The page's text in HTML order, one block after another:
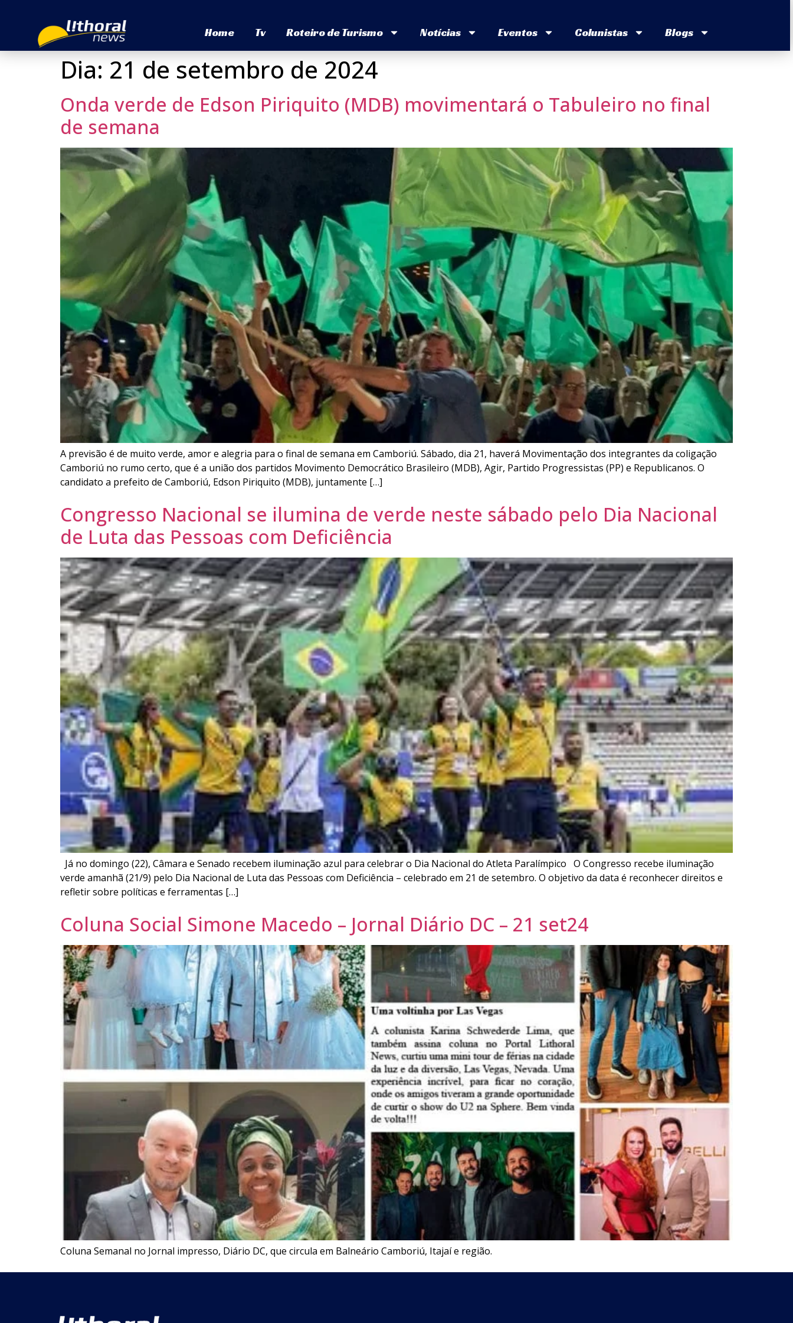
Home Tv Roteiro de Turismo Notícias Eventos Colunistas Blogs
Dia: 21 de setembro de 2024
Onda verde de Edson Piriquito (MDB) movimentará o Tabuleiro no final
de semana
A previsão é de muito verde, amor e alegria para o final de semana em Camboriú. Sábado, dia 21, haverá Movimentação dos integrantes da coligação
Camboriú no rumo certo, que é a união dos partidos Movimento Democrático Brasileiro (MDB), Agir, Partido Progressistas (PP) e Republicanos. O
candidato a prefeito de Camboriú, Edson Piriquito (MDB), juntamente […]
Congresso Nacional se ilumina de verde neste sábado pelo Dia Nacional
de Luta das Pessoas com Deficiência
Já no domingo (22), Câmara e Senado recebem iluminação azul para celebrar o Dia Nacional do Atleta Paralímpico O Congresso recebe iluminação
verde amanhã (21/9) pelo Dia Nacional de Luta das Pessoas com Deficiência – celebrado em 21 de setembro. O objetivo da data é reconhecer direitos e
refletir sobre políticas e ferramentas […]
Coluna Social Simone Macedo – Jornal Diário DC – 21 set24
Coluna Semanal no Jornal impresso, Diário DC, que circula em Balneário Camboriú, Itajaí e região.